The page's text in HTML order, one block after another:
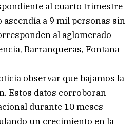
al cuarto trimestre
ascendía a 9 mil personas sin
al aglomerado
Barranqueras, Fontana
observar que bajamos la
Estos datos corroboran
durante 10 meses
un crecimiento en la